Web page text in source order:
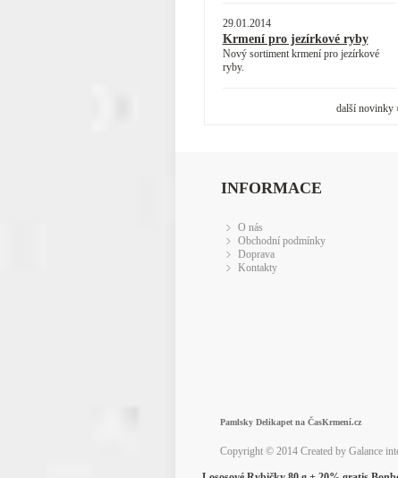
29.01.2014
Krmení pro jezírkové ryby
Nový sortiment krmení pro jezírkové
ryby.
další novinky
INFORMACE
O nás
Obchodní podmínky
Doprava
Kontakty
Pamlsky Delikapet na ČasKrmení.cz
Copyright © 2014 Created by Galance